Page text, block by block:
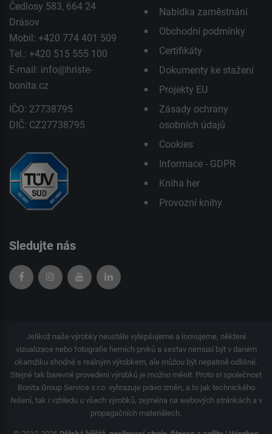
Čedlosy 583, 664 24
Drásov
Mobil: +420 774 401 509
Tel.: +420 515 555 100
E-mail: info@hriste-
bonita.cz
IČO: 27738795
DIČ: CZ27738795
Nabídka zaměstnání
Obchodní podmínky
Certifikáty
Dokumenty ke stažení
Projekty EU
Zásady ochrany
osobních údajů
Cookies
Informace - GDPR
Kniha her
Provozní knihy
Sledujte nás
Jelikož naše výrobky neustále vylepšujeme a inovujeme, některé
vizualizace nebo fotografie herních prvků a sestav nemusí být v daném
okamžiku shodné s reálným výrobkem, ale můžou být nepatrně odlišné.
Stejně tak barevné provedení výrobků je možno měnit. Proto si společnost
Bonita Group Service s.r.o. vyhrazuje právo změn, a to jak technického
řešení, tak i vzhledu u všech výrobků, zejména na webových stránkách a v
propagačních materiálech.